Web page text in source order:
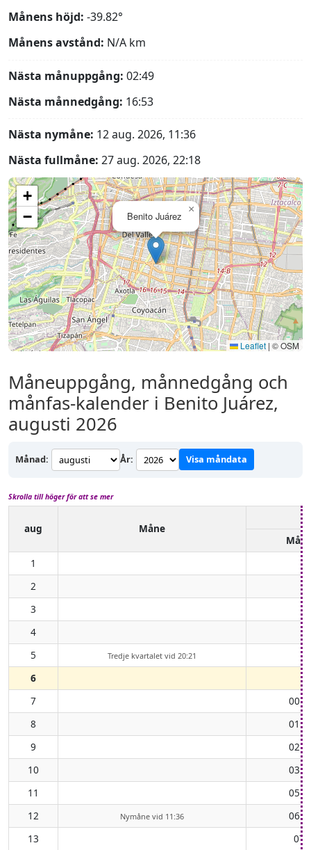
Månens höjd: -39.82°
Månens avstånd: N/A km
Nästa månuppgång: 02:49
Nästa månnedgång: 16:53
Nästa nymåne: 12 aug. 2026, 11:36
Nästa fullmåne: 27 aug. 2026, 22:18
Benito Juárez
×
+
−
Leaflet | © OSM
Måneuppgång, månnedgång och
månfas-kalender i Benito Juárez,
augusti 2026
Månad: År: Visa måndata
Skrolla till höger för att se mer
aug
Måne
1
2
3
4
5
Tredje kvartalet vid 20:21
6
7
8
9
10
11
12
Nymåne vid 11:36
13